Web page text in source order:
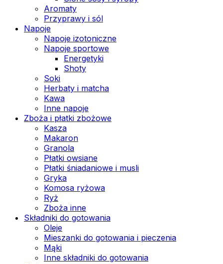
Aromaty
Przyprawy i sól
Napoje
Napoje izotoniczne
Napoje sportowe
Energetyki
Shoty
Soki
Herbaty i matcha
Kawa
Inne napoje
Zboża i płatki zbożowe
Kasza
Makaron
Granola
Płatki owsiane
Płatki śniadaniowe i musli
Gryka
Komosa ryżowa
Ryż
Zboża inne
Składniki do gotowania
Oleje
Mieszanki do gotowania i pieczenia
Mąki
Inne składniki do gotowania